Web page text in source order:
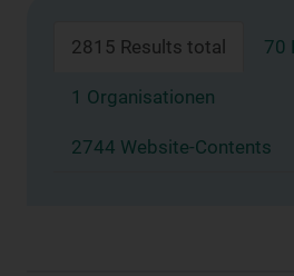
2815 Results total 70
1 Organisationen
2744 Website-Contents